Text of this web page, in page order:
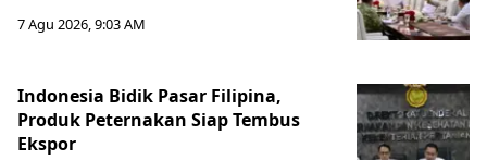
7 Agu 2026, 9:03 AM
Indonesia Bidik Pasar Filipina,
Produk Peternakan Siap Tembus
Ekspor